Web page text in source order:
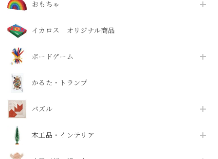
おもちゃ
イカロス オリジナル商品
ボードゲーム
かるた・トランプ
パズル
木工品・インテリア